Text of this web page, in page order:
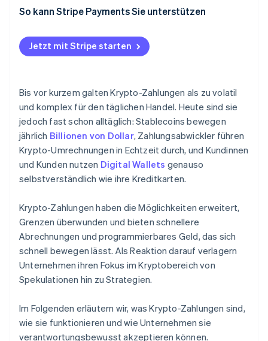
Rechtsvorschriften und Compliance
Ist es legal, Kryptowährungen als Zahlungsmittel zu
Sind Krypto-Zahlungen sicher?
Welches ist die beste Krypto-Wallet für
Unternehmen?
So kann Stripe Payments Sie unterstützen
Jetzt mit Stripe starten
Bis vor kurzem galten Krypto-Zahlungen als zu volatil
und komplex für den täglichen Handel. Heute sind sie
jedoch fast schon alltäglich: Stablecoins bewegen
jährlich Billionen von Dollar, Zahlungsabwickler führen
Krypto-Umrechnungen in Echtzeit durch, und Kundinnen
und Kunden nutzen Digital Wallets genauso
selbstverständlich wie ihre Kreditkarten.
Krypto-Zahlungen haben die Möglichkeiten erweitert,
Grenzen überwunden und bieten schnellere
Abrechnungen und programmierbares Geld, das sich
schnell bewegen lässt. Als Reaktion darauf verlagern
Unternehmen ihren Fokus im Kryptobereich von
Spekulationen hin zu Strategien.
Im Folgenden erläutern wir, was Krypto-Zahlungen sind,
wie sie funktionieren und wie Unternehmen sie
verantwortungsbewusst akzeptieren können.